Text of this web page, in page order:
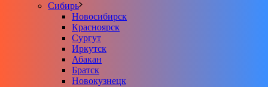
Сибирь
Новосибирск
Красноярск
Сургут
Иркутск
Абакан
Братск
Новокузнецк